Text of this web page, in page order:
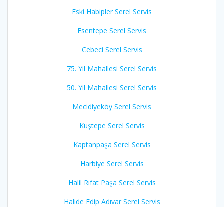
Eski Habipler Serel Servis
Esentepe Serel Servis
Cebeci Serel Servis
75. Yıl Mahallesi Serel Servis
50. Yıl Mahallesi Serel Servis
Mecidiyeköy Serel Servis
Kuştepe Serel Servis
Kaptanpaşa Serel Servis
Harbiye Serel Servis
Halil Rıfat Paşa Serel Servis
Halide Edip Adıvar Serel Servis